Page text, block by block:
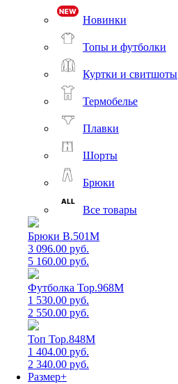
Новинки
Топы и футболки
Куртки и свитшоты
Термобелье
Плавки
Шорты
Брюки
Все товары
Брюки B.501M
3 096.00 руб.
5 160.00 руб.
Футболка Top.968M
1 530.00 руб.
2 550.00 руб.
Топ Top.848M
1 404.00 руб.
2 340.00 руб.
Размер+